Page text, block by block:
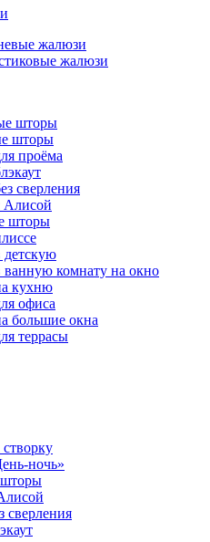
жалюзи
жалюзи
шторы
шторы
проёма
сверления
Алисой
шторы
комнату на окно
кухню
офиса
большие окна
террасы
ночь»
сверления